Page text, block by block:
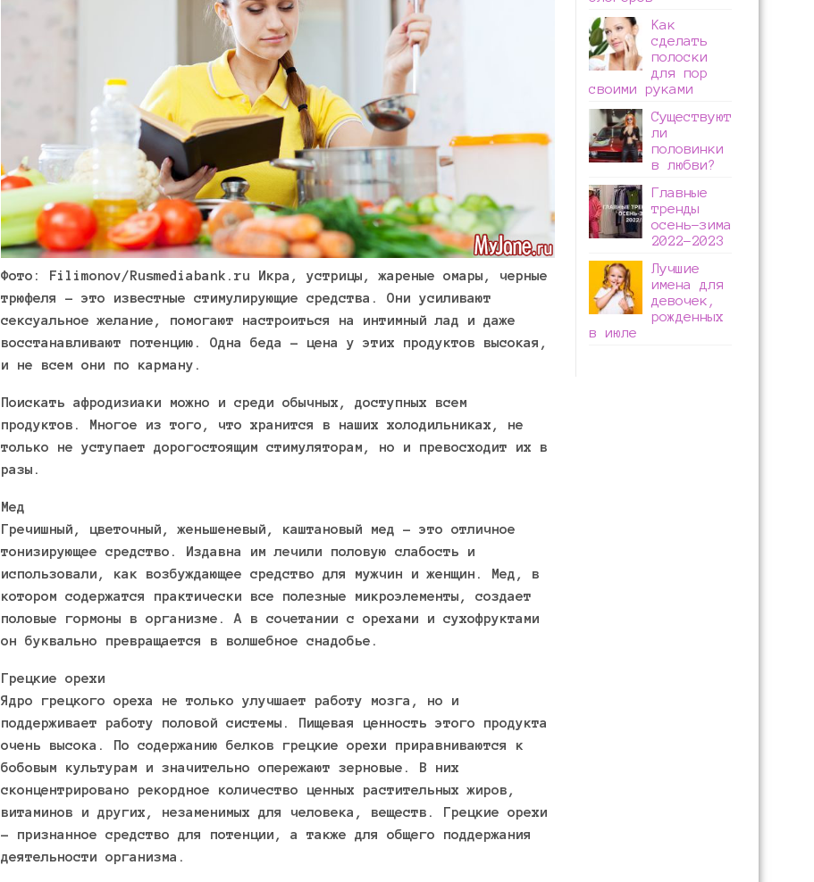
Фото: Filimonov/Rusmediabank.ru Икра, устрицы, жареные омары, черные
трюфеля – это известные стимулирующие средства. Они усиливают
сексуальное желание, помогают настроиться на интимный лад и даже
восстанавливают потенцию. Одна беда – цена у этих продуктов высокая,
и не всем они по карману.
Поискать афродизиаки можно и среди обычных, доступных всем
продуктов. Многое из того, что хранится в наших холодильниках, не
только не уступает дорогостоящим стимуляторам, но и превосходит их в
разы.
Мед
Гречишный, цветочный, женьшеневый, каштановый мед – это отличное
тонизирующее средство. Издавна им лечили половую слабость и
использовали, как возбуждающее средство для мужчин и женщин. Мед, в
котором содержатся практически все полезные микроэлементы, создает
половые гормоны в организме. А в сочетании с орехами и сухофруктами
он буквально превращается в волшебное снадобье.
Грецкие орехи
Ядро грецкого ореха не только улучшает работу мозга, но и
поддерживает работу половой системы. Пищевая ценность этого продукта
очень высока. По содержанию белков грецкие орехи приравниваются к
бобовым культурам и значительно опережают зерновые. В них
сконцентрировано рекордное количество ценных растительных жиров,
витаминов и других, незаменимых для человека, веществ. Грецкие орехи
– признанное средство для потенции, а также для общего поддержания
деятельности организма.
Как
сделать
полоски
для пор
своими руками
Существуют
ли
половинки
в любви?
Главные
тренды
осень-зима
2022-2023
Лучшие
имена для
девочек,
рожденных
в июле